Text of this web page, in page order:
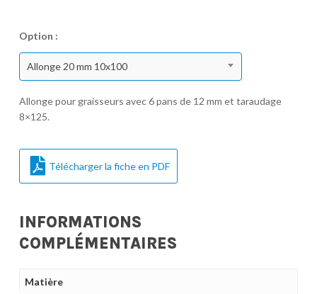
Option :
Allonge 20 mm 10x100
Allonge pour graisseurs avec 6 pans de 12 mm et taraudage
8×125.
Télécharger la fiche en PDF
INFORMATIONS
COMPLÉMENTAIRES
Matière